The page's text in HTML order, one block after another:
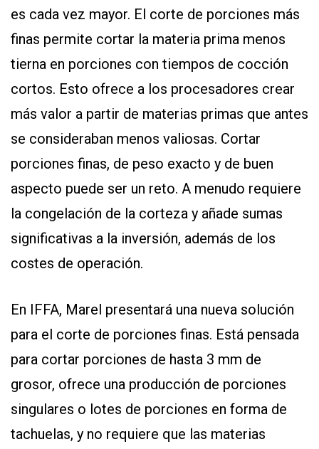
es cada vez mayor. El corte de porciones más
finas permite cortar la materia prima menos
tierna en porciones con tiempos de cocción
cortos. Esto ofrece a los procesadores crear
más valor a partir de materias primas que antes
se consideraban menos valiosas. Cortar
porciones finas, de peso exacto y de buen
aspecto puede ser un reto. A menudo requiere
la congelación de la corteza y añade sumas
significativas a la inversión, además de los
costes de operación.
En IFFA, Marel presentará una nueva solución
para el corte de porciones finas. Está pensada
para cortar porciones de hasta 3 mm de
grosor, ofrece una producción de porciones
singulares o lotes de porciones en forma de
tachuelas, y no requiere que las materias